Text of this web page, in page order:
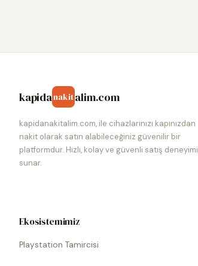
kapidanakitalim.com
kapidanakitalim.com, ile cihazlarınızı kapınızdan
nakit olarak satın alabileceğiniz güvenilir bir
platformdur. Hızlı, kolay ve güvenli satış deneyimi
sunar.
Ekosistemimiz
Playstation Tamircisi